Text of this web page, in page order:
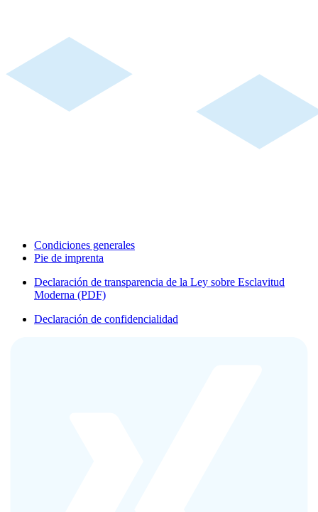
Condiciones generales
Pie de imprenta
Declaración de transparencia de la Ley sobre Esclavitud
Moderna (PDF)
Declaración de confidencialidad